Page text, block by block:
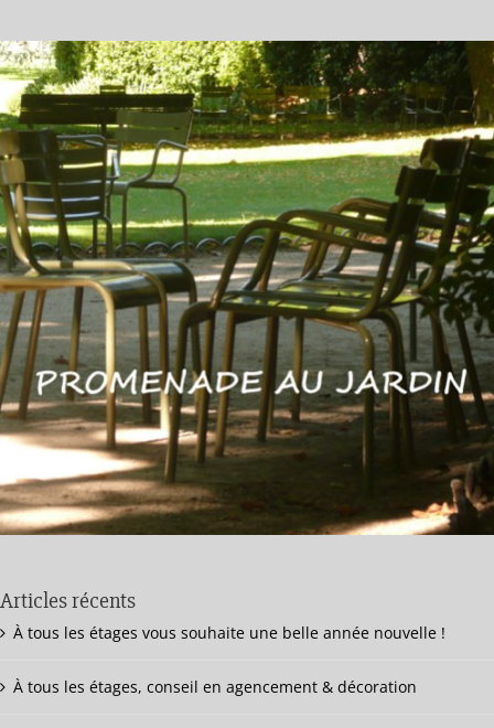
Articles récents
À tous les étages vous souhaite une belle année nouvelle !
À tous les étages, conseil en agencement & décoration